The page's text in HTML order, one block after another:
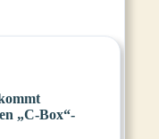
„C-Box“-